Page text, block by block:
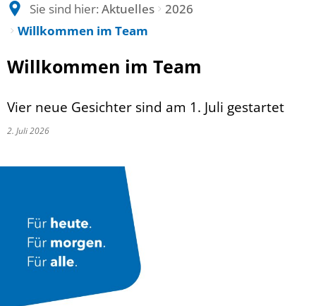
Sie sind hier: Aktuelles
2026
Willkommen im Team
Willkommen im Team
Vier neue Gesichter sind am 1. Juli gestartet
2. Juli 2026